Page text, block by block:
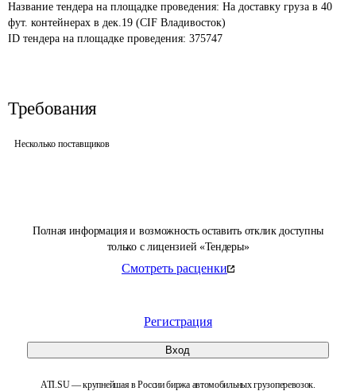
Полная информация и возможность оставить отклик доступны
только с лицензией «Тендеры»
Смотреть расценки
Регистрация
Вход
ATI.SU — крупнейшая в России биржа автомобильных грузоперевозок.
Название тендера на площадке проведения: На доставку груза в 40
фут. контейнерах в дек.19 (CIF Владивосток)
ID тендера на площадке проведения: 375747
Требования
Несколько поставщиков